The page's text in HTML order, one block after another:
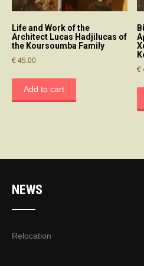
Life and Work of the
Architect Lucas Hadjilucas of
the Koursoumba Family
€ 45.00
Add to cart
€
NEWS
Relocation